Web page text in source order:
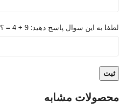
لطفا به این سوال پاسخ دهید: 9 + 4 = ؟
محصولات مشابه